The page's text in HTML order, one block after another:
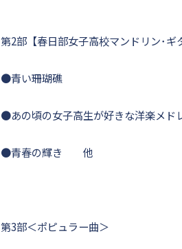
第2部【春日部女子高校マンドリン･ギ
●青い珊瑚礁
●あの頃の女子高生が好きな洋楽メド
●青春の輝き 他
第3部＜ポピュラー曲＞